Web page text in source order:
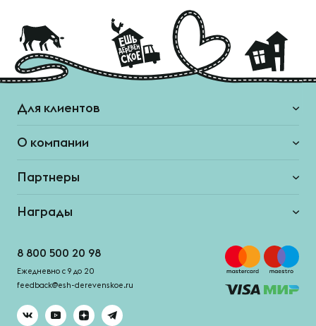
Для клиентов
О компании
Партнеры
Награды
8 800 500 20 98
Ежедневно с 9 до 20
feedback@esh-derevenskoe.ru